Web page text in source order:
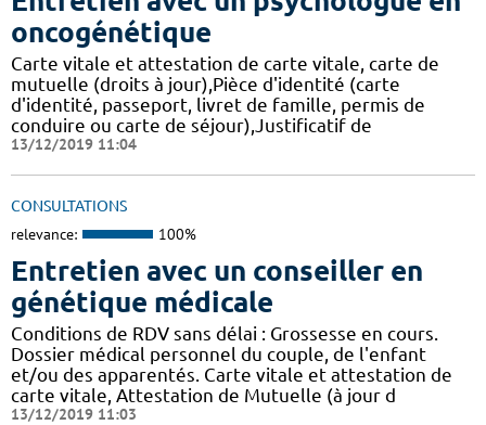
oncogénétique
Carte vitale et attestation de carte vitale, carte de
mutuelle (droits à jour),Pièce d'identité (carte
d'identité, passeport, livret de famille, permis de
conduire ou carte de séjour),Justificatif de
13/12/2019 11:04
CONSULTATIONS
relevance: 100%
Entretien avec un conseiller en
génétique médicale
Conditions de RDV sans délai : Grossesse en cours.
Dossier médical personnel du couple, de l'enfant
et/ou des apparentés. Carte vitale et attestation de
carte vitale, Attestation de Mutuelle (à jour d
13/12/2019 11:03